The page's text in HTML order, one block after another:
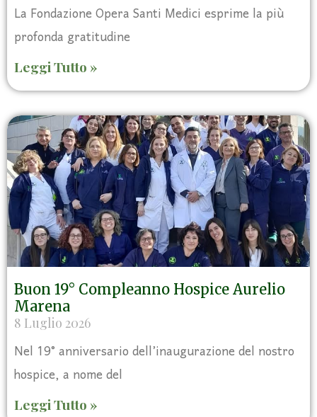
La Fondazione Opera Santi Medici esprime la più
profonda gratitudine
Leggi Tutto »
Buon 19° Compleanno Hospice Aurelio
Marena
8 Luglio 2026
Nel 19° anniversario dell’inaugurazione del nostro
hospice, a nome del
Leggi Tutto »